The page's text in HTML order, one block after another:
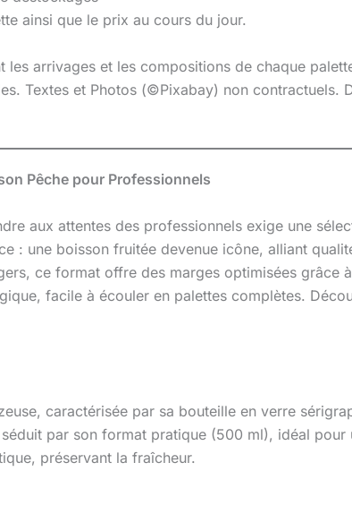
ainsi que le prix au cours du jour.
arrivages et les compositions de chaque
Textes et Photos (©Pixabay) non contractuels.
Pêche pour Professionnels
aux attentes des professionnels exige une
: une boisson fruitée devenue icône, alliant
ce format offre des marges optimisées grâce
facile à écouler en palettes complètes.
caractérisée par sa bouteille en verre
par son format pratique (500 ml), idéal
préservant la fraîcheur.